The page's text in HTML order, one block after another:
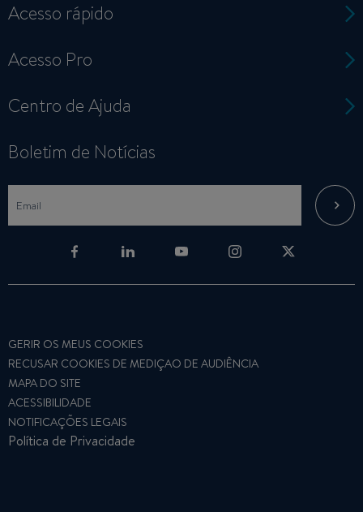
Acesso rápido
Acesso Pro
Centro de Ajuda
Boletim de Notícias
GERIR OS MEUS COOKIES
RECUSAR COOKIES DE MEDIÇAO DE AUDIÊNCIA
MAPA DO SITE
ACESSIBILIDADE
NOTIFICAÇÕES LEGAIS
Política de Privacidade